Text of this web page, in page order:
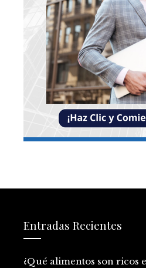
Entradas Recientes
¿Qué alimentos son ricos